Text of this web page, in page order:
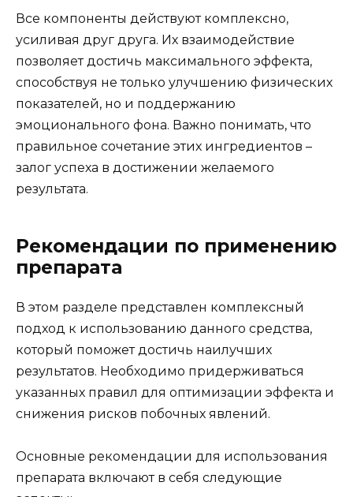
Все компоненты действуют комплексно,
усиливая друг друга. Их взаимодействие
позволяет достичь максимального эффекта,
способствуя не только улучшению физических
показателей, но и поддержанию
эмоционального фона. Важно понимать, что
правильное сочетание этих ингредиентов –
залог успеха в достижении желаемого
результата.
Рекомендации по применению
препарата
В этом разделе представлен комплексный
подход к использованию данного средства,
который поможет достичь наилучших
результатов. Необходимо придерживаться
указанных правил для оптимизации эффекта и
снижения рисков побочных явлений.
Основные рекомендации для использования
препарата включают в себя следующие